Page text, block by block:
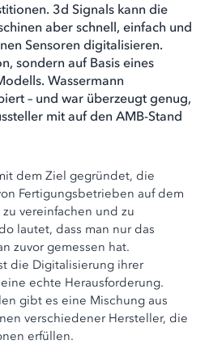
3d Signals kann die
aber schnell, einfach und
Sensoren digitalisieren.
sondern auf Basis eines
Wassermann
– und war überzeugt genug,
mit auf den AMB-Stand
dem Ziel gegründet, die
Fertigungsbetrieben auf dem
vereinfachen und zu
lautet, dass man nur das
zuvor gemessen hat.
die Digitalisierung ihrer
echte Herausforderung.
gibt es eine Mischung aus
verschiedener Hersteller, die
erfüllen.